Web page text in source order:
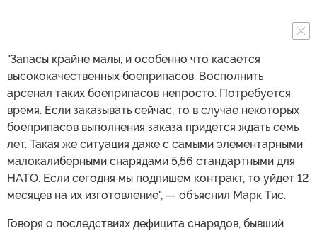
"Запасы крайне малы, и особенно что касается
высококачественных боеприпасов. Восполнить
арсенал таких боеприпасов непросто. Потребуется
время. Если заказывать сейчас, то в случае некоторых
боеприпасов выполнения заказа придется ждать семь
лет. Такая же ситуация даже с самыми элементарными
малокалиберными снарядами 5,56 стандартными для
НАТО. Если сегодня мы подпишем контракт, то уйдет 12
месяцев на их изготовление", — объяснил Марк Тис.
Говоря о последствиях дефицита снарядов, бывший